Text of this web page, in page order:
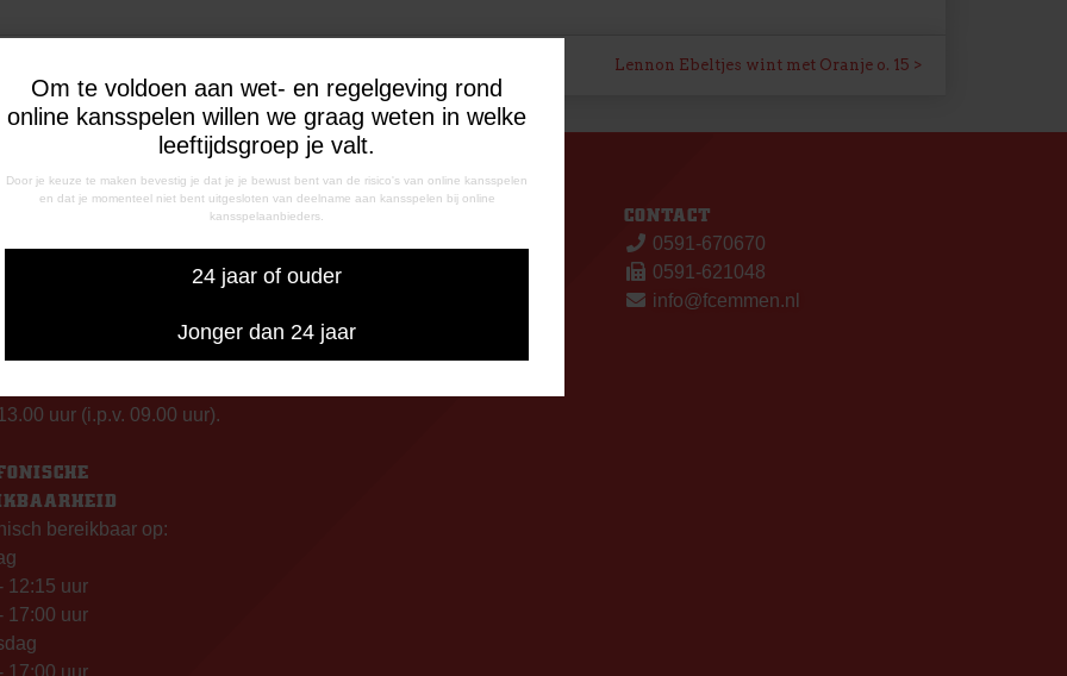
Om te voldoen aan wet- en regelgeving rond
online kansspelen willen we graag weten in welke
leeftijdsgroep je valt.
Door je keuze te maken bevestig je dat je je bewust bent van de risico's van online kansspelen
en dat je momenteel niet bent uitgesloten van deelname aan kansspelen bij online
kansspelaanbieders.
24 jaar of ouder
Jonger dan 24 jaar
Lennon Ebeltjes wint met Oranje o. 15
Meerdijk
09.00 – 17.00 uur
t/m vrijdag:
12.15 uur
17.00 uur
geopend
uur (i.p.v. 09.00 uur).
bereikbaar op:
12:15 uur
17:00 uur
CORRESPONDENTIE-ADRES
7800 AA Emmen
CONTACT
0591-670670
0591-621048
info@fcemmen.nl